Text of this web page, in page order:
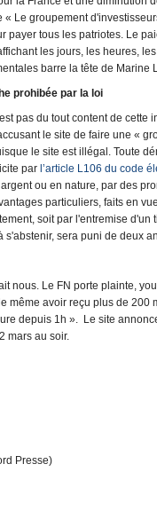
« Le groupement
payer tous les patriotes. Le
les jours, les heures,
barre la tête de Marine
prohibée par la loi
pas du tout content de
le site de faire une «
le site est illégal. Toute
par l’article L106 du code
ou en nature, par des
particuliers, faits en
soit par l'entremise
sera puni de deux
nous. Le FN porte plainte,
même avoir reçu plus de
depuis 1h ». Le site
mars au soir.
Presse)